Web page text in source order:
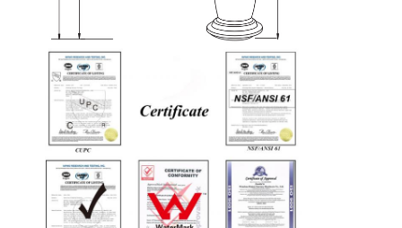
शेड दरवाजा ताला
दरवाजा सहायक उपकरण
सिलेंडर दरवाजे के कुंजी
ट्यूबलर लॉक
स्मार्ट कैबिनेट लॉक